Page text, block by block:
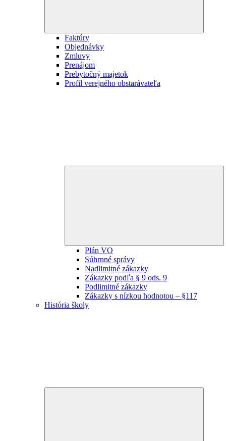
Faktúry
Objednávky
Zmluvy
Prenájom
Prebytočný majetok
Profil verejného obstarávateľa
Plán VO
Súhrnné správy
Nadlimitné zákazky
Zákazky podľa § 9 ods. 9
Podlimitné zákazky
Zákazky s nízkou hodnotou – §117
História školy